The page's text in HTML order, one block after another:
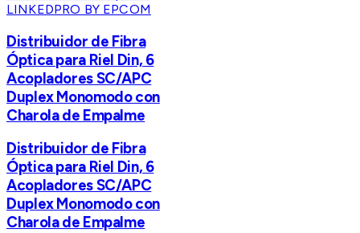
LINKEDPRO BY EPCOM
Distribuidor de Fibra
Óptica para Riel Din, 6
Acopladores SC/APC
Duplex Monomodo con
Charola de Empalme
Distribuidor de Fibra
Óptica para Riel Din, 6
Acopladores SC/APC
Duplex Monomodo con
Charola de Empalme